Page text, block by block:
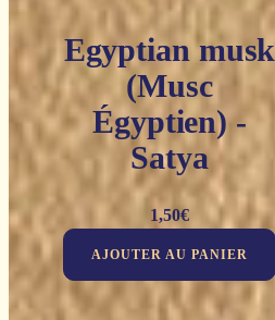
Egyptian musk
(Musc
Égyptien) -
Satya
1,50€
AJOUTER AU PANIER